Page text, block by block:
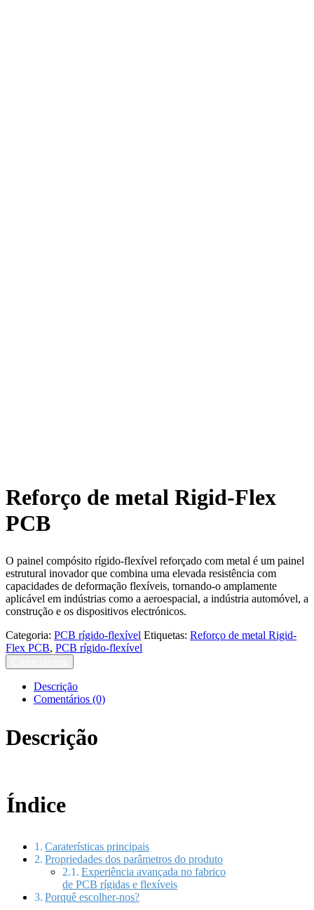
Reforço de metal Rigid-Flex
PCB
O painel compósito rígido-flexível reforçado com metal é um painel
estrutural inovador que combina uma elevada resistência com
capacidades de deformação flexíveis, tornando-o amplamente
aplicável em indústrias como a aeroespacial, a indústria automóvel, a
construção e os dispositivos electrónicos.
Categoria: PCB rígido-flexível Etiquetas: Reforço de metal Rigid-
Flex PCB, PCB rígido-flexível
Descrição
Comentários (0)
Descrição
Índice
Caraterísticas principais
Propriedades dos parâmetros do produto
Experiência avançada no fabrico
de PCB rígidas e flexíveis
Porquê escolher-nos?